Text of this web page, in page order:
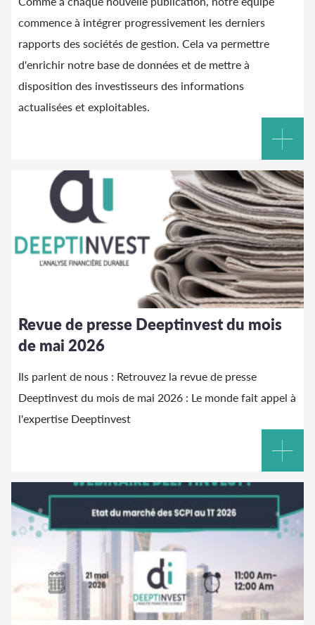
commence à intégrer progressivement les derniers
rapports des sociétés de gestion. Cela va permettre
d'enrichir notre base de données et de mettre à
disposition des investisseurs des informations
actualisées et exploitables.
Revue de presse Deeptinvest du mois
de mai 2026
Ils parlent de nous : Retrouvez la revue de presse
Deeptinvest du mois de mai 2026 : Le monde fait appel à
l'expertise Deeptinvest